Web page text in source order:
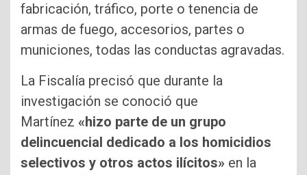
fabricación, tráfico, porte o tenencia de
armas de fuego, accesorios, partes o
municiones, todas las conductas agravadas.
La Fiscalía precisó que durante la
investigación se conoció que
Martínez «hizo parte de un grupo
delincuencial dedicado a los homicidios
selectivos y otros actos ilícitos» en la